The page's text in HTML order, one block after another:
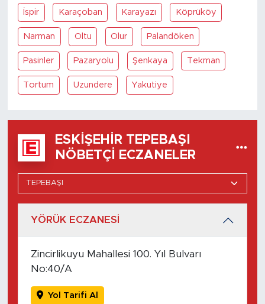
İspir Karaçoban Karayazı Köprüköy
Narman Oltu Olur Palandöken
Pasinler Pazaryolu Şenkaya Tekman
Tortum Uzundere Yakutiye
ESKIŞEHIR TEPEBAŞI
NÖBETÇI ECZANELER
YÖRÜK ECZANESİ
Zincirlikuyu Mahallesi 100. Yıl Bulvarı
No:40/A
Yol Tarifi Al